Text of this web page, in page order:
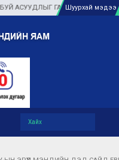
ГАЗАР ДЭЭР НЬ ШУУРХАЙ
Шуурхай мэдээ